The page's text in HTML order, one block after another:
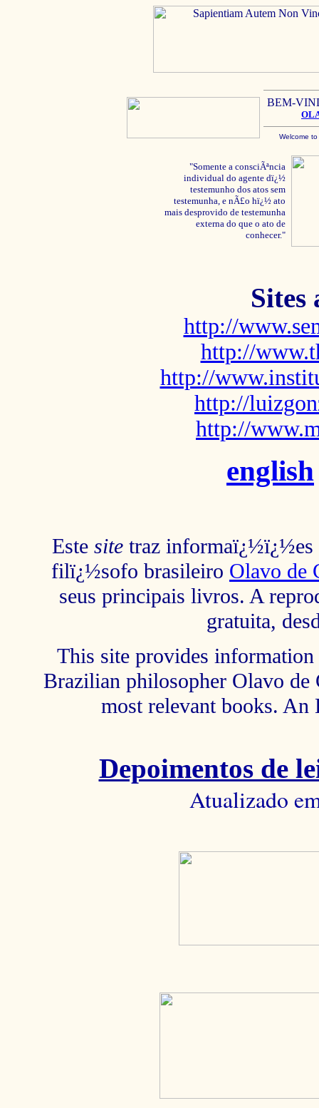
BEM-
Welcome
"Somente a consciÃªncia
individual do agente dï¿½
testemunho dos atos sem
testemunha, e nÃ£o hï¿½ ato
mais desprovido de testemunha
externa do que o ato de
conhecer."
Sites
http://
http://
http://
http://
http://
english
Este site traz informaï¿½ï¿½es
filï¿½sofo brasileiro Olavo de
seus principais livros. A
gratuita,
This site provides
Brazilian philosopher Olavo de
most relevant books.
Depoimentos de
Atualizado